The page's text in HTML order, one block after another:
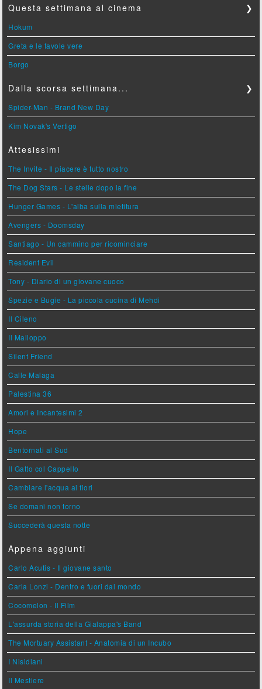
Questa settimana al cinema ❯
Hokum
Greta e le favole vere
Borgo
Dalla scorsa settimana... ❯
Spider-Man - Brand New Day
Kim Novak's Vertigo
Attesissimi
The Invite - Il piacere è tutto nostro
The Dog Stars - Le stelle dopo la fine
Hunger Games - L'alba sulla mietitura
Avengers - Doomsday
Santiago - Un cammino per ricominciare
Resident Evil
Tony - Diario di un giovane cuoco
Spezie e Bugie - La piccola cucina di Mehdi
Il Cileno
Il Malloppo
Silent Friend
Calle Malaga
Palestina 36
Amori e Incantesimi 2
Hope
Bentornati al Sud
Il Gatto col Cappello
Cambiare l'acqua ai fiori
Se domani non torno
Succederà questa notte
Appena aggiunti
Carlo Acutis - Il giovane santo
Carla Lonzi - Dentro e fuori dal mondo
Cocomelon - Il Film
L'assurda storia della Gialappa's Band
The Mortuary Assistant - Anatomia di un Incubo
I Nisidiani
Il Mestiere